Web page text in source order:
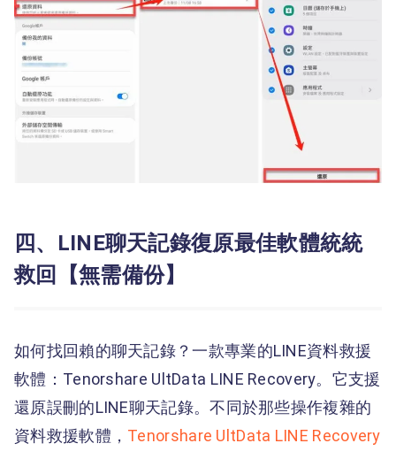
四、LINE聊天記錄復原最佳軟體統統
救回【無需備份】
如何找回賴的聊天記錄？一款專業的LINE資料救援
軟體：Tenorshare UltData LINE Recovery。它支援
還原誤刪的LINE聊天記錄。不同於那些操作複雜的
資料救援軟體， Tenorshare UltData LINE Recovery